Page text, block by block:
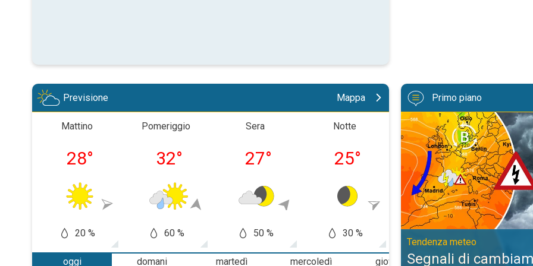
Previsione Mappa
Mattino
28°
20 %
Pomeriggio
32°
60 %
Sera
27°
50 %
Notte
25°
30 %
Mattino
29°
60 %
32
oggi
domani
martedì
mercoledì
giovedì
venerdì
Primo piano
Segnali di cambiamento dopo
Tendenza meteo
Segnali di